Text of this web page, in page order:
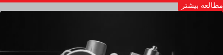
مطالعه بیشتر